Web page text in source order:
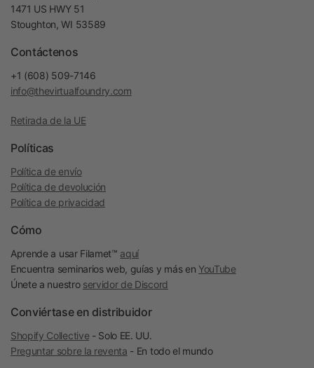
1471 US HWY 51
Stoughton, WI 53589
Contáctenos
+1 (608) 509-7146
info@thevirtualfoundry.com
Retirada de la UE
Políticas
Política de envío
Política de devolución
Política de privacidad
Cómo
Aprende a usar Filamet™ aquí
Encuentra seminarios web, guías y más en YouTube
Únete a nuestro servidor de Discord
Conviértase en distribuidor
Shopify Collective - Solo EE. UU.
Preguntar sobre la reventa - En todo el mundo